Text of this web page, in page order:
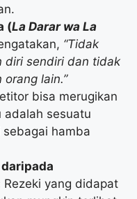
(La Darar wa La
“Tidak
diri sendiri dan tidak
lain.”
bisa merugikan
adalah sesuatu
hamba
Rezeki yang didapat